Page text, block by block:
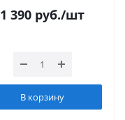
1 390 руб./шт
В корзину